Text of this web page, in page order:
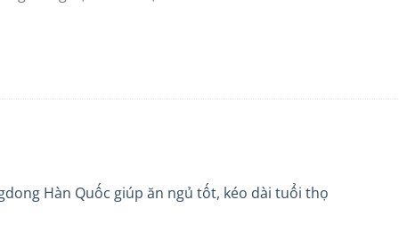
Hàn Quốc giúp ăn ngủ tốt, kéo dài tuổi thọ